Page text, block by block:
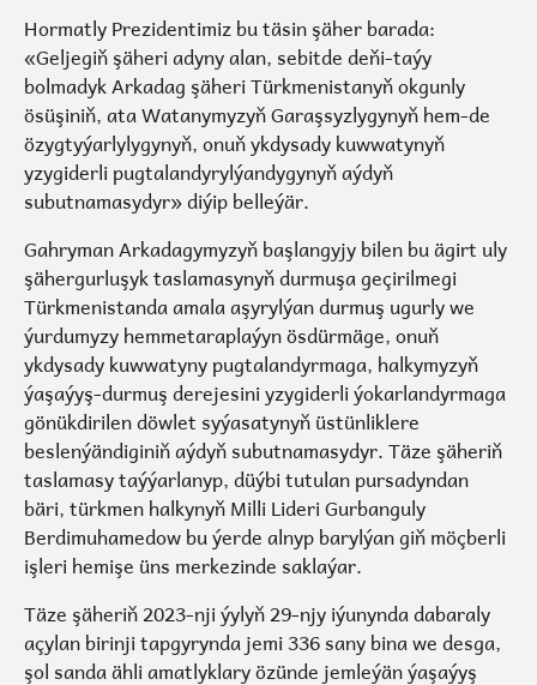
Hormatly Prezidentimiz bu täsin şäher barada:
«Geljegiň şäheri adyny alan, sebitde deňi-taýy
bolmadyk Arkadag şäheri Türkmenistanyň okgunly
ösüşiniň, ata Watanymyzyň Garaşsyzlygynyň hem-de
özygtyýarlylygynyň, onuň ykdysady kuwwatynyň
yzygiderli pugtalandyrylýandygynyň aýdyň
subutnamasydyr» diýip belleýär.
Gahryman Arkadagymyzyň başlangyjy bilen bu ägirt uly
şähergurluşyk taslamasynyň durmuşa geçirilmegi
Türkmenistanda amala aşyrylýan durmuş ugurly we
ýurdumyzy hemmetaraplaýyn ösdürmäge, onuň
ykdysady kuwwatyny pugtalandyrmaga, halkymyzyň
ýaşaýyş-durmuş derejesini yzygiderli ýokarlandyrmaga
gönükdirilen döwlet syýasatynyň üstünliklere
beslenýändiginiň aýdyň subutnamasydyr. Täze şäheriň
taslamasy taýýarlanyp, düýbi tutulan pursadyndan
bäri, türkmen halkynyň Milli Lideri Gurbanguly
Berdimuhamedow bu ýerde alnyp barylýan giň möçberli
işleri hemişe üns merkezinde saklaýar.
Täze şäheriň 2023-nji ýylyň 29-njy iýunynda dabaraly
açylan birinji tapgyrynda jemi 336 sany bina we desga,
şol sanda ähli amatlyklary özünde jemleýän ýaşaýyş